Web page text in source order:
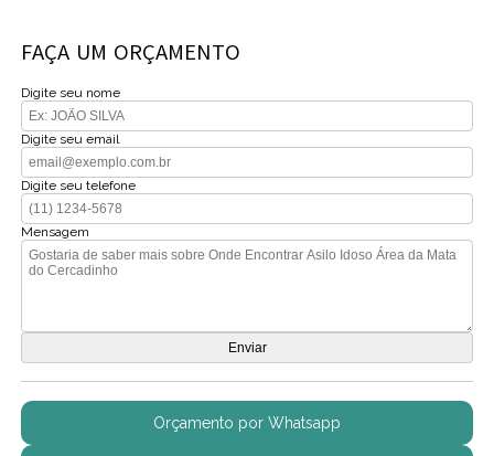
FAÇA UM ORÇAMENTO
Digite seu nome
Digite seu email
Digite seu telefone
Mensagem
Orçamento por Whatsapp